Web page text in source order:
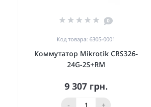
0
Код товара: 6305-0001
Коммутатор Mikrotik CRS326-
24G-2S+RM
9 307 грн.
- +